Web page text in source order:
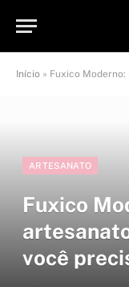
Início » Fuxico Moderno:
ARTESANATO
Fuxico
você